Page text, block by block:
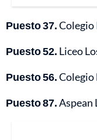
Puesto 37.Colegio
Puesto 52. Liceo
Puesto 56.Colegio
Puesto 87.Aspean